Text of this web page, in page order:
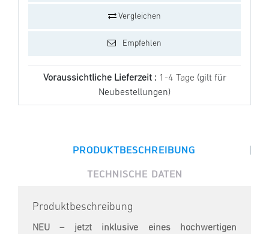
Vergleichen
Empfehlen
Voraussichtliche Lieferzeit : 1-4 Tage (gilt für
Neubestellungen)
PRODUKTBESCHREIBUNG |
TECHNISCHE DATEN
Produktbeschreibung
NEU – jetzt inklusive eines hochwertigen